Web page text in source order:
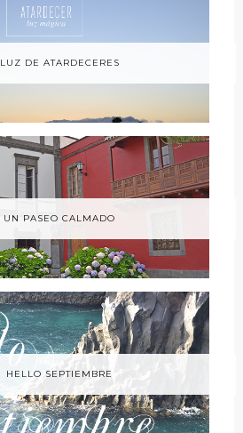
LUZ DE ATARDECERES
UN PASEO CALMADO
HELLO SEPTIEMBRE